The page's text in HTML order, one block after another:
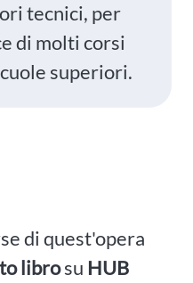
tecnici, per
di molti corsi
superiori.
di quest'opera
librosu HUB